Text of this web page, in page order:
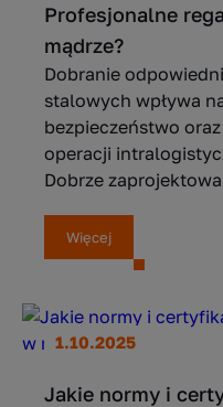
Profesjonalne
mądrze?
Dobranie
stalowych wpływa
bezpieczeństwo
operacji
Dobrze
Więcej
1.10.2025
Jakie normy i